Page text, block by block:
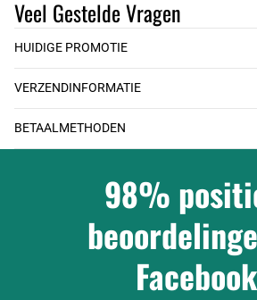
Veel Gestelde Vragen
HUIDIGE PROMOTIE
VERZENDINFORMATIE
BETAALMETHODEN
98%